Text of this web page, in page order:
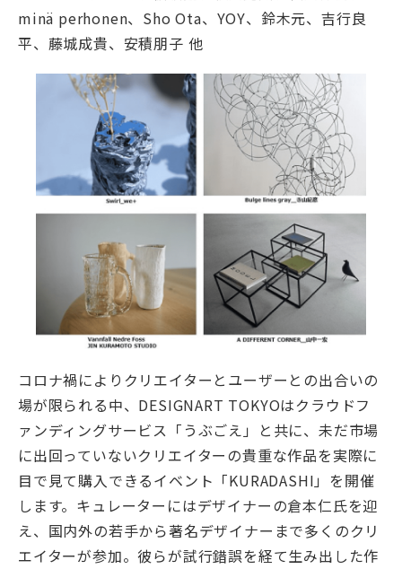
minä perhonen、Sho Ota、YOY、鈴木元、吉行良
平、藤城成貴、安積朋子 他
コロナ禍によりクリエイターとユーザーとの出合いの
場が限られる中、DESIGNART TOKYOはクラウドフ
ァンディングサービス「うぶごえ」と共に、未だ市場
に出回っていないクリエイターの貴重な作品を実際に
目で見て購入できるイベント「KURADASHI」を開催
します。キュレーターにはデザイナーの倉本仁氏を迎
え、国内外の若手から著名デザイナーまで多くのクリ
エイターが参加。彼らが試行錯誤を経て生み出した作